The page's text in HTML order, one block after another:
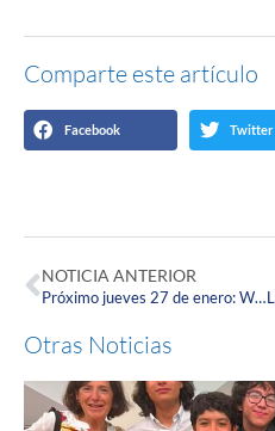
Comparte este artículo
Facebook Twitter
NOTICIA ANTERIOR
Próximo jueves 27 de enero: Webinar: Tendencias de innovación Retos y oportunidades para distintos sectores económicos en 2022
Otras Noticias